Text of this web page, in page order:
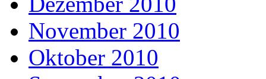
November 2010
Oktober 2010